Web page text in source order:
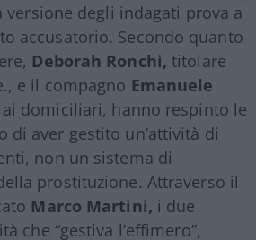
versione degli indagati prova a
accusatorio. Secondo quanto
Deborah Ronchi, titolare
e il compagno Emanuele
domiciliari, hanno respinto le
di aver gestito un’attività di
non un sistema di
prostituzione. Attraverso il
Marco Martini, i due
che “gestiva l’effimero”,